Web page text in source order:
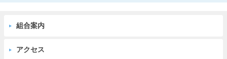
組合案内
アクセス